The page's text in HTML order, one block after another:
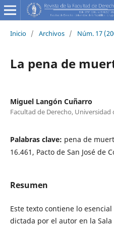
Inicio / Archivos / Núm. 17
La pena de
Miguel Langón Cuñarro
Facultad de Derecho, Universidad
Palabras clave: pena de
16.461, Pacto de San José de
Resumen
Este texto contiene lo
dictada por el autor en la